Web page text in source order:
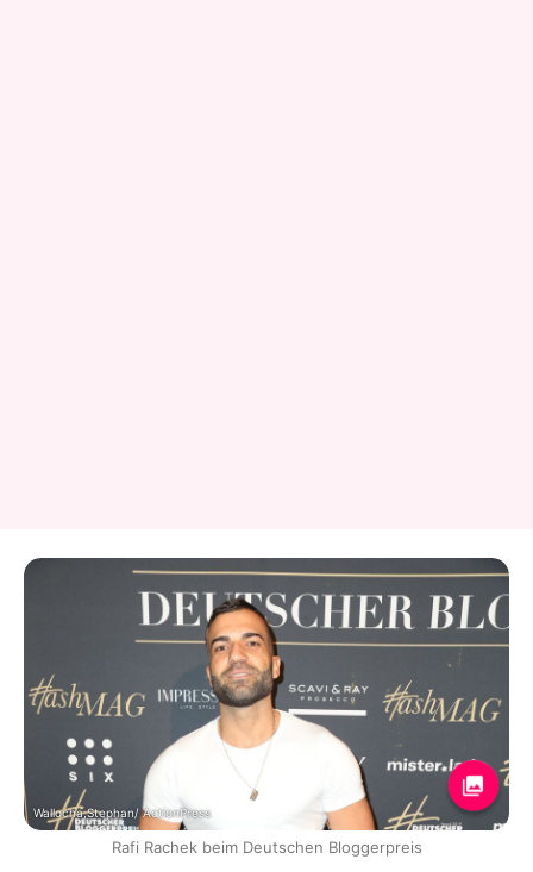
Wallocha,Stephan/ ActionPress
Rafi Rachek beim Deutschen Bloggerpreis